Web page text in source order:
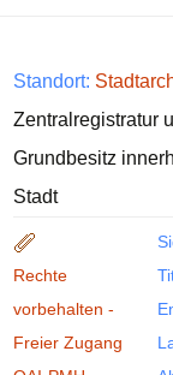
Standort:
Zentralregistratur
Grundbesitz
Stadt
Rechte
vorbehalten -
Freier Zugang